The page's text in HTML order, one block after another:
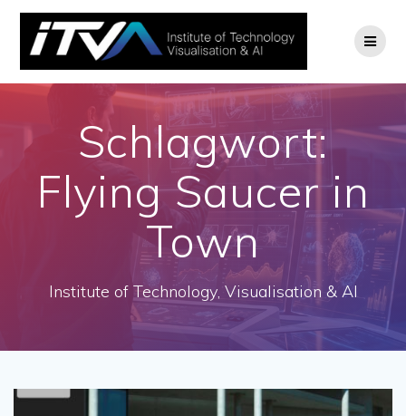
Zum
Inhalt
springen
Schlagwort:
Flying Saucer in
Town
Institute of Technology, Visualisation & AI